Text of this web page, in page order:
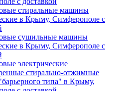
стиральные машины
в Крыму, Симферополе с
сушильные машины
в Крыму, Симферополе с
электрические
стирально-отжимные
типа" в Крыму,